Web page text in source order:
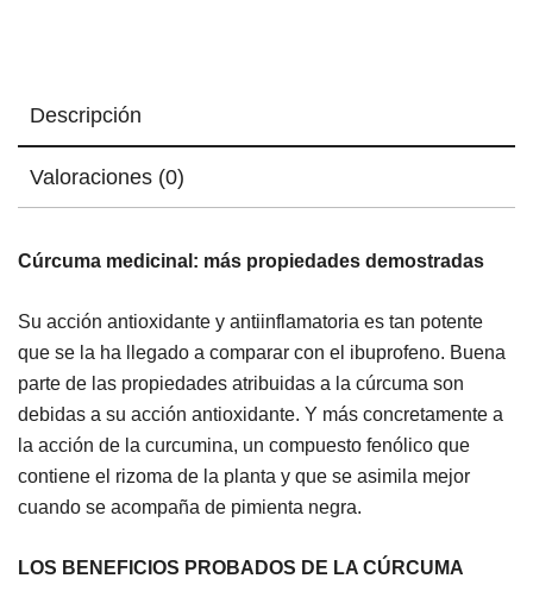
Descripción
Valoraciones (0)
Cúrcuma medicinal: más propiedades demostradas
Su acción antioxidante y antiinflamatoria es tan potente
que se la ha llegado a comparar con el ibuprofeno. Buena
parte de las propiedades atribuidas a la cúrcuma son
debidas a su acción antioxidante. Y más concretamente a
la acción de la curcumina, un compuesto fenólico que
contiene el rizoma de la planta y que se asimila mejor
cuando se acompaña de pimienta negra.
LOS BENEFICIOS PROBADOS DE LA CÚRCUMA